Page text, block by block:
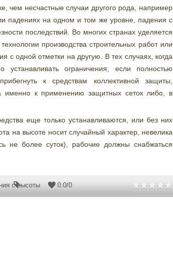
чем несчастные случаи другого рода, например
падениях на одном и том же уровне, падения с
последствий. Во многих странах уделяется
производства строительных работ или
с одной отметки на другую. В тех случаях, когда
устанавливать ограничения; если полностью
к средствам коллективной защиты,
именно к применению защитных сеток либо, в
еще только устанавливаются, или без них
на высоте носит случайный характер, невелика
не более суток), рабочие должны снабжаться
с высоты 0.0/0